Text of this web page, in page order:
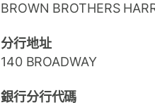
BROWN BROTHERS
分行地址
140 BROADWAY
銀行分行代碼